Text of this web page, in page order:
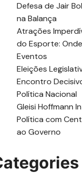
Defesa de Jair
na Balança
Atrações
do Esporte:
Eventos
Eleições
Encontro
Política Nacional
Gleisi Hoffmann
Política com
ao Governo